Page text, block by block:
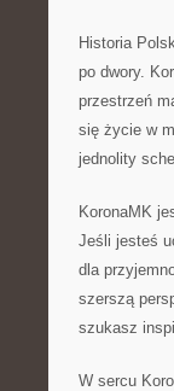
Historia
po dwory.
przestrzeń
się życie w
jednolity
KoronaMK
Jeśli jesteś
dla
szerszą
szukasz
W sercu